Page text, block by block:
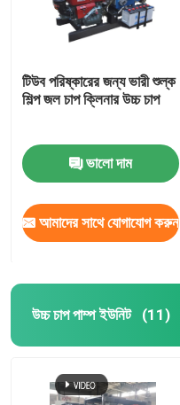
টিউব পরিষ্কারের জন্য ভারী শুল্ক
শিল্প জল চাপ ক্লিনার উচ্চ চাপ
ভালো দাম
আমাদের সাথে যোগাযোগ করুন
উচ্চ চাপ পাম্প ইউনিট (11)